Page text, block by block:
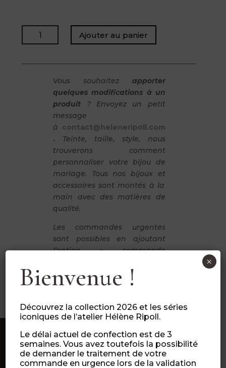
quantité
de
-
Ajouter au panier
Vous souhaitez apporter
quelques modifications à un
produit ? Envoyez un petit
message
à contact@heleneripoll.com
. Teinte, taille, style, nous
trouverons comment
personnaliser votre bijou de
mariage. Tous nos bijoux et
accessoires sont montés à la
main avec des matières de
qualité.
Les commandes urgentes
sont possibles en ajoutant
l’option « commande
de votre panier).
Bienvenue !
Découvrez la collection 2026 et les séries
iconiques de l’atelier Hélène Ripoll.
Le délai actuel de confection est de 3
semaines. Vous avez toutefois la possibilité
de demander le traitement de votre
commande en urgence lors de la validation
×